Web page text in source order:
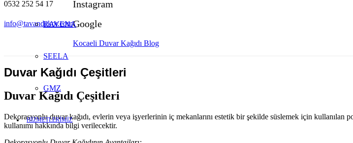
0532 252 54 17
info@tavandekor.com
Instagram
Google
Kocaeli Duvar Kağıdı Blog
RAVENA
SEELA
GMZ
HİZMETLERİMİZ
Duvar Kağıdı Çeşitleri
Duvar Kağıdı Çeşitleri
Dekorasyonlu duvar kağıdı, evlerin veya işyerlerinin iç mekanlarını estetik bir şekilde süslemek için kullanılan
kullanımı hakkında bilgi verilecektir.